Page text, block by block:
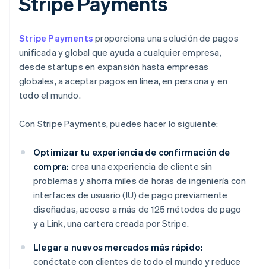
Stripe Payments proporciona una solución de pagos
unificada y global que ayuda a cualquier empresa,
desde startups en expansión hasta empresas
globales, a aceptar pagos en línea, en persona y en
todo el mundo.
Con Stripe Payments, puedes hacer lo siguiente:
Optimizar tu experiencia de confirmación de
compra: crea una experiencia de cliente sin
problemas y ahorra miles de horas de ingeniería con
interfaces de usuario (IU) de pago previamente
diseñadas, acceso a más de 125 métodos de pago
y a Link, una cartera creada por Stripe.
Llegar a nuevos mercados más rápido:
conéctate con clientes de todo el mundo y reduce